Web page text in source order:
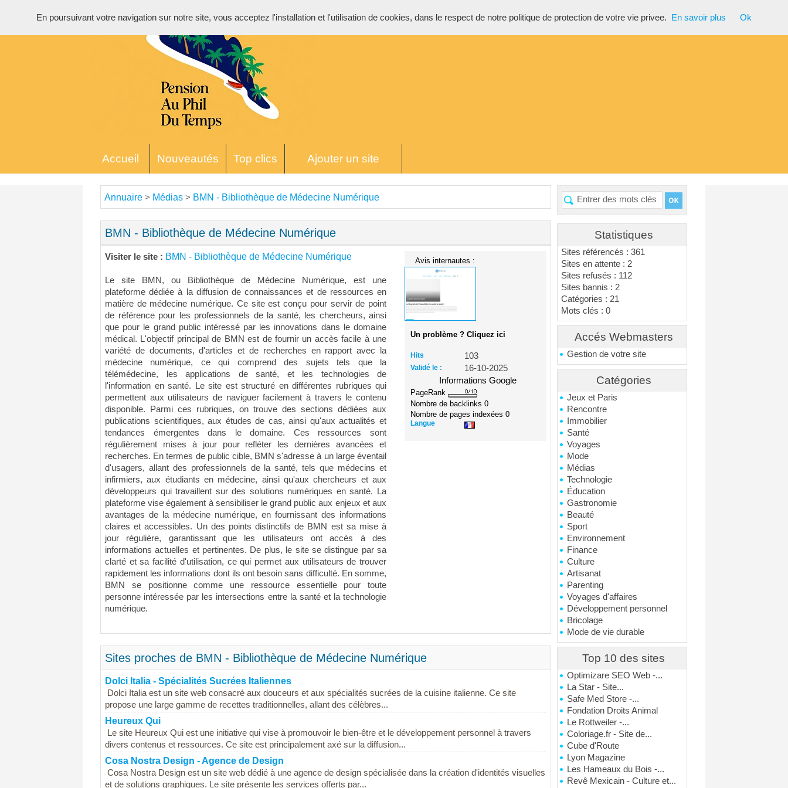
Accueil Nouveautés Top clics Ajouter un site
Statistiques
Sites référencés : 361
Sites en attente : 2
Sites refusés : 112
Sites bannis : 2
Catégories : 21
Mots clés : 0
Accés Webmasters
Gestion de votre site
Catégories
Jeux et Paris
Rencontre
Immobilier
Santé
Voyages
Mode
Médias
Technologie
Éducation
Gastronomie
Beauté
Sport
Environnement
Finance
Culture
Artisanat
Parenting
Voyages d'affaires
Développement personnel
Bricolage
Mode de vie durable
Top 10 des sites
Optimizare SEO Web -...
La Star - Site...
Safe Med Store -...
Fondation Droits Animal
Le Rottweiler -...
Coloriage.fr - Site de...
Cube d'Route
Lyon Magazine
Les Hameaux du Bois -...
Revê Mexicain - Culture et...
Annuaire > Médias > BMN - Bibliothèque de Médecine Numérique
BMN - Bibliothèque de Médecine Numérique
Visiter le site : BMN - Bibliothèque de Médecine Numérique
Le site BMN, ou Bibliothèque de Médecine Numérique, est une
plateforme dédiée à la diffusion de connaissances et de ressources en
matière de médecine numérique. Ce site est conçu pour servir de point
de référence pour les professionnels de la santé, les chercheurs, ainsi
que pour le grand public intéressé par les innovations dans le domaine
médical. L'objectif principal de BMN est de fournir un accès facile à une
variété de documents, d'articles et de recherches en rapport avec la
médecine numérique, ce qui comprend des sujets tels que la
télémédecine, les applications de santé, et les technologies de
l'information en santé. Le site est structuré en différentes rubriques qui
permettent aux utilisateurs de naviguer facilement à travers le contenu
disponible. Parmi ces rubriques, on trouve des sections dédiées aux
publications scientifiques, aux études de cas, ainsi qu'aux actualités et
tendances émergentes dans le domaine. Ces ressources sont
régulièrement mises à jour pour refléter les dernières avancées et
recherches. En termes de public cible, BMN s'adresse à un large éventail
d'usagers, allant des professionnels de la santé, tels que médecins et
infirmiers, aux étudiants en médecine, ainsi qu'aux chercheurs et aux
développeurs qui travaillent sur des solutions numériques en santé. La
plateforme vise également à sensibiliser le grand public aux enjeux et aux
avantages de la médecine numérique, en fournissant des informations
claires et accessibles. Un des points distinctifs de BMN est sa mise à
jour régulière, garantissant que les utilisateurs ont accès à des
informations actuelles et pertinentes. De plus, le site se distingue par sa
clarté et sa facilité d'utilisation, ce qui permet aux utilisateurs de trouver
rapidement les informations dont ils ont besoin sans difficulté. En somme,
BMN se positionne comme une ressource essentielle pour toute
personne intéressée par les intersections entre la santé et la technologie
numérique.
Avis internautes :
Un problème ? Cliquez ici
Hits 103
Validé le :
16-10-2025
Informations Google
PageRank
Nombre de backlinks0
Nombre de pages indexées0
Langue
Sites proches de BMN - Bibliothèque de Médecine Numérique
Dolci Italia - Spécialités Sucrées Italiennes
Dolci Italia est un site web consacré aux douceurs et aux spécialités sucrées de la cuisine italienne. Ce site
propose une large gamme de recettes traditionnelles, allant des célèbres...
Heureux Qui
Le site Heureux Qui est une initiative qui vise à promouvoir le bien-être et le développement personnel à travers
divers contenus et ressources. Ce site est principalement axé sur la diffusion...
Cosa Nostra Design - Agence de Design
Cosa Nostra Design est un site web dédié à une agence de design spécialisée dans la création d'identités visuelles
et de solutions graphiques. Le site présente les services offerts par...
En poursuivant votre navigation sur notre site, vous acceptez l'installation et l'utilisation de cookies, dans le respect de notre politique de protection de votre vie privee. En savoir plus Ok